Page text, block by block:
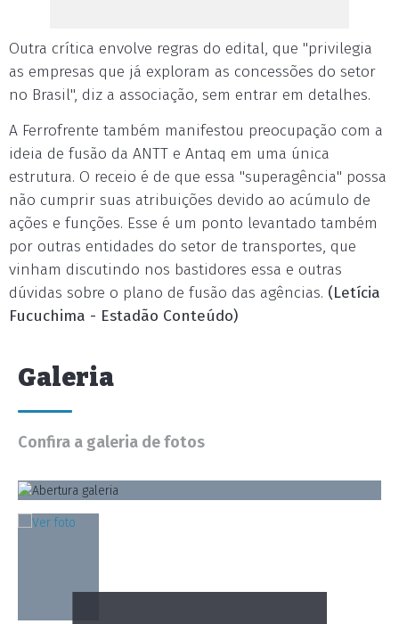
Outra crítica envolve regras do edital, que "privilegia
as empresas que já exploram as concessões do setor
no Brasil", diz a associação, sem entrar em detalhes.
A Ferrofrente também manifestou preocupação com a
ideia de fusão da ANTT e Antaq em uma única
estrutura. O receio é de que essa "superagência" possa
não cumprir suas atribuições devido ao acúmulo de
ações e funções. Esse é um ponto levantado também
por outras entidades do setor de transportes, que
vinham discutindo nos bastidores essa e outras
dúvidas sobre o plano de fusão das agências. (Letícia
Fucuchima - Estadão Conteúdo)
Galeria
Confira a galeria de fotos